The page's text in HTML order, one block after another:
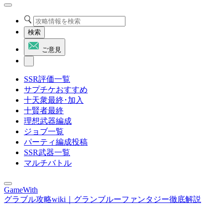
検索
ご意見
SSR評価一覧
サプチケおすすめ
十天衆最終･加入
十賢者最終
理想武器編成
ジョブ一覧
パーティ編成投稿
SSR武器一覧
マルチバトル
GameWith
グラブル攻略wiki｜グランブルーファンタジー徹底解説